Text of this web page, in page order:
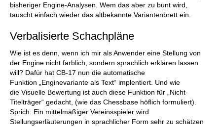
bisheriger Engine-Analysen. Wem das aber zu bunt wird,
tauscht einfach wieder das altbekannte Variantenbrett ein.
Verbalisierte Schachpläne
Wie ist es denn, wenn ich mir als Anwender eine Stellung von
der Engine nicht farblich, sondern sprachlich erklären lassen
will? Dafür hat CB-17 nun die automatische
Funktion „Enginevariante als Text“ implentiert. Und wie
die Visuelle Bewertung ist auch diese Funktion für „Nicht-
Titelträger“ gedacht, (wie das Chessbase höflich formuliert).
Sprich: Ein mittelmäßiger Vereinsspieler wird
Stellungserläuterungen in sprachlicher Form sehr zu schätzen